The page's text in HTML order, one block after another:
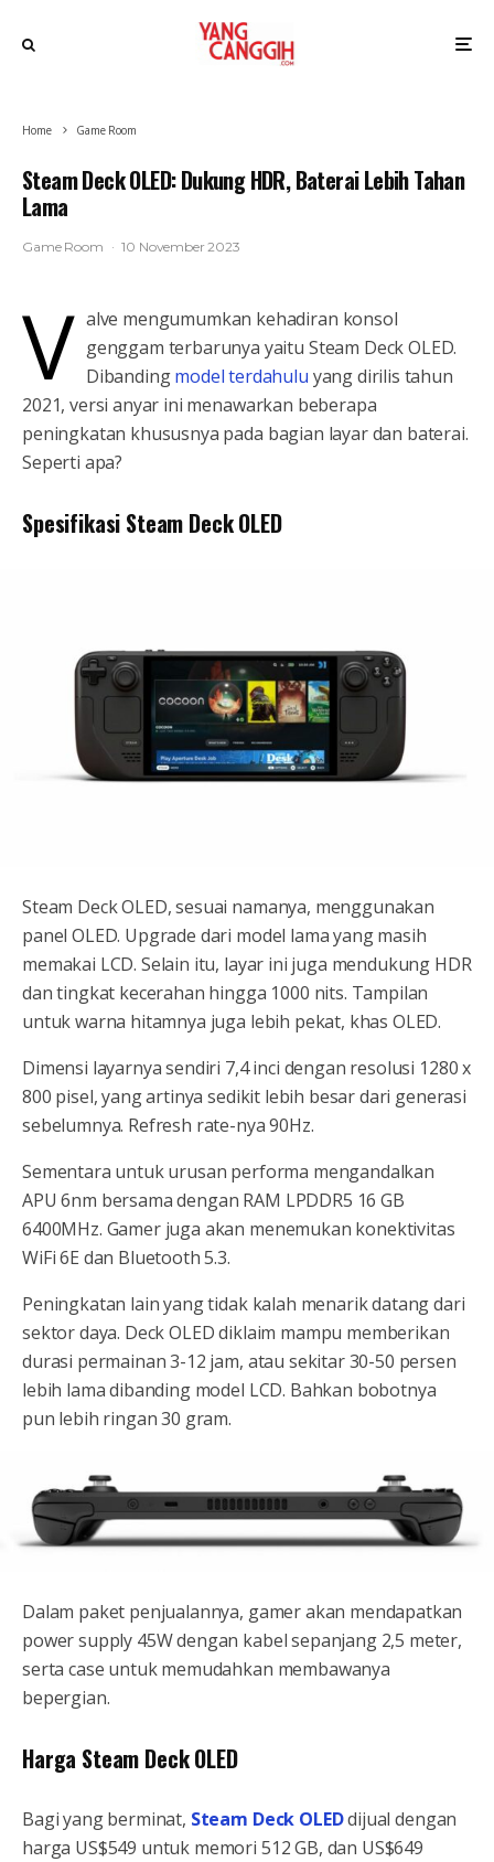
Home Game Room
Steam Deck OLED: Dukung HDR, Baterai Lebih Tahan
Lama
Game Room · 10 November 2023
V alve mengumumkan kehadiran konsol
genggam terbarunya yaitu Steam Deck OLED.
Dibandingmodel terdahulu yang dirilis tahun
2021, versi anyar ini menawarkan beberapa
peningkatan khususnya pada bagian layar dan baterai.
Seperti apa?
Spesifikasi Steam Deck OLED
Steam Deck OLED, sesuai namanya, menggunakan
panel OLED. Upgrade dari model lama yang masih
memakai LCD. Selain itu, layar ini juga mendukung HDR
dan tingkat kecerahan hingga 1000 nits. Tampilan
untuk warna hitamnya juga lebih pekat, khas OLED.
Dimensi layarnya sendiri 7,4 inci dengan resolusi 1280 x
800 pisel, yang artinya sedikit lebih besar dari generasi
sebelumnya. Refresh rate-nya 90Hz.
Sementara untuk urusan performa mengandalkan
APU 6nm bersama dengan RAM LPDDR5 16 GB
6400MHz. Gamer juga akan menemukan konektivitas
WiFi 6E dan Bluetooth 5.3.
Peningkatan lain yang tidak kalah menarik datang dari
sektor daya. Deck OLED diklaim mampu memberikan
durasi permainan 3-12 jam, atau sekitar 30-50 persen
lebih lama dibanding model LCD. Bahkan bobotnya
pun lebih ringan 30 gram.
Dalam paket penjualannya, gamer akan mendapatkan
power supply 45W dengan kabel sepanjang 2,5 meter,
serta case untuk memudahkan membawanya
bepergian.
Harga Steam Deck OLED
Bagi yang berminat, Steam Deck OLEDdijual dengan
harga US$549 untuk memori 512 GB, dan US$649